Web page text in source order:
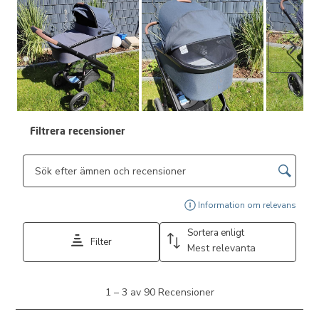
Nästa
Filtrera recensioner
Sökområde för sökning i ämnen och omdömen
Information om relevans
Filter
Sortera enligt
Mest relevanta
3
1 – 3 av 90 Recensioner